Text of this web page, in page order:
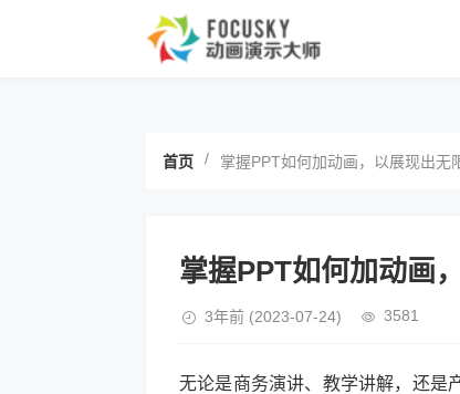
首页 / 掌握PPT如何加动画，以展现出无
掌握PPT如何加动画
3年前 (2023-07-24) 3581
无论是商务演讲、教学讲解，还是